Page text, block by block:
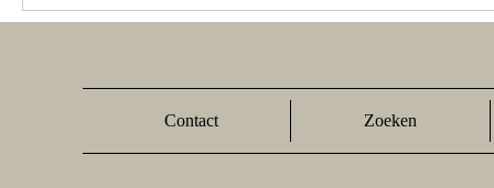
Contact Zoeken